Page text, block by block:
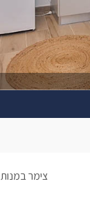
צימר במנות